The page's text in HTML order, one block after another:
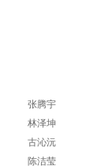
张腾宇
林泽坤
古沁沅
陈洁莹